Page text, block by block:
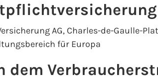
AG, Charles-de-Gaulle-
für Europa
dem